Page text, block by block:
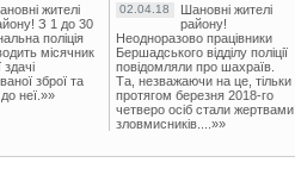
жителі
З 1 до 30
поліція
місячник
здачі
зброї та
неї.»»
02.04.18
Шановні жителі
району!
Неодноразово працівники
Бершадського відділу поліції
повідомляли про шахраїв.
Та, незважаючи на це, тільки
протягом березня 2018-го
четверо осіб стали жертвами
зловмисників....»»